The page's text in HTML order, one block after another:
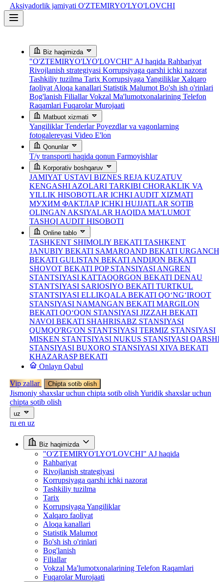
Aksiyadorlik jamiyati O'ZTEMIRYO'LYO'LOVCHI
Biz haqimizda
"O'ZTEMIRYO'LYO'LOVCHI" AJ haqida Rahbariyat
Rivojlanish strategiyasi Korrupsiyaga qarshi ichki nazorat
Tashkiliy tuzilma Tarix Korrupsiyaga Yangiliklar Xalqaro
faoliyat Aloqa kanallari Statistik Malumot Bo'sh ish o'rinlari
Bog'lanish FiliallarVokzal Ma'lumotxonalarining Telefon
Raqamlari Fuqarolar Murojaati
Matbuot xizmati
YangiliklarTenderlarPoyezdlar va vagonlarning
fotogalereyasi Video E'lon
Qonunlar
T/y transporti haqida qonun Farmoyishlar
Korporativ boshqaruv
JAMIYAT USTAVI BIZNES REJA KUZATUV
KENGASHI AZOLARI TARKIBI CHORAKLIK VA
YILLIK HISOBOTLAR ICHKI AUDIT XIZMATI
МУХИМ ФАКТЛАР ICHKI HUJJATLAR SOTIB
OLINGAN AKSIYALAR HAQIDA MA’LUMOT
TASHQI AUDIT HISOBOTI
Online tablo
TASHKENT SHIMOLIY BEKATI TASHKENT
JANUBIY BEKATI SAMARQAND BEKATI URGANCH
BEKATI GULISTAN BEKATI ANDIJON BEKATI
SHOVOT BEKATI POP STANSIYASI ANGREN
STANTSIYASI KATTAQORGON BEKATI DENAU
STANTSIYASI SARIOSIYO BEKATI TURTKUL
STANTSIYASI ELLIKQALA BEKATI QO‘NG‘IROOT
STANSIYASI NAMANGAN BEKATI MARGILON
BEKATI QO‘QON STANSIYASI JIZZAH BEKATI
NAVOI BEKATI SHAHRISABZ STANSIYASI
QUMQO'RG'ON STANTSIYASI TERMIZ STANSIYASI
MISKEN STANTSIYASI NUKUS STANSIYASI
STANSIYASI BUXORO STANSIYASI XIVA BEKATI
KHAZARASP BEKATI
Onlayn Qabul
Vip zallar Chipta sotib olish
Jismoniy shaxslar uchun chipta sotib olish Yuridik shaxslar uchun
chipta sotib olish
uz
ru en uz
Biz haqimizda
"O'ZTEMIRYO'LYO'LOVCHI" AJ haqida
Rahbariyat
Rivojlanish strategiyasi
Korrupsiyaga qarshi ichki nazorat
Tashkiliy tuzilma
Tarix
Korrupsiyaga Yangiliklar
Xalqaro faoliyat
Aloqa kanallari
Statistik Malumot
Bo'sh ish o'rinlari
Bog'lanish
Filiallar
Vokzal Ma'lumotxonalarining Telefon Raqamlari
Fuqarolar Murojaati